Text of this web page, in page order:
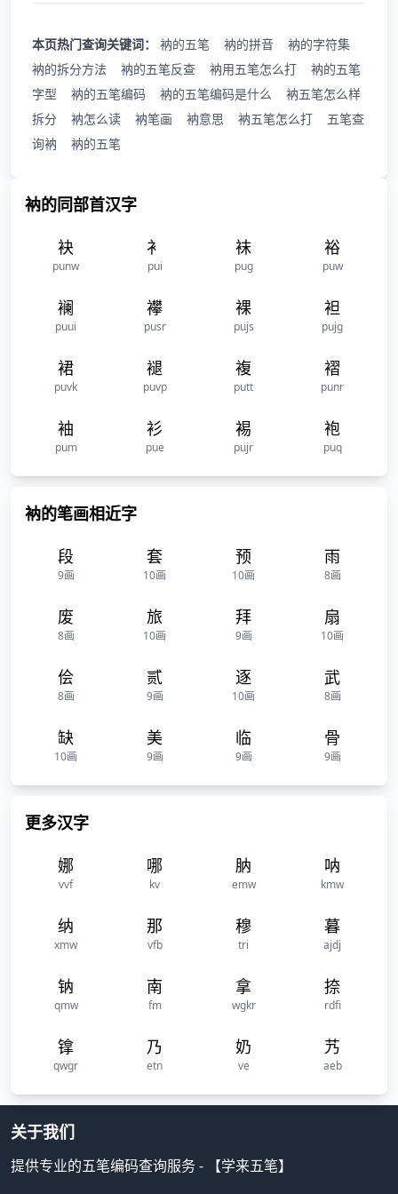
本页热门查询关键词： 衲的五笔 衲的拼音
衲的字符集
衲的拆分方法
衲的五笔反查 衲用五笔怎么打
衲的五笔
字型
衲的五笔编码 衲的五笔编码是什么
衲五笔怎么样
拆分
衲怎么读 衲笔画 衲意思 衲五笔怎么打
五笔查
询衲
衲的五笔
衲的同部首汉字
袂
punw
衤
pui
袜
pug
裕
puw
襕
puui
襻
pusr
裸
pujs
袒
pujg
裙
puvk
褪
puvp
複
putt
褶
punr
袖
pum
衫
pue
裼
pujr
袍
puq
衲的笔画相近字
段
9画
套
10画
预
10画
雨
8画
废
8画
旅
10画
拜
9画
扇
10画
侩
8画
贰
9画
逐
10画
武
8画
缺
10画
美
9画
临
9画
骨
9画
更多汉字
娜
vvf
哪
kv
肭
emw
呐
kmw
纳
xmw
那
vfb
穆
tri
暮
ajdj
钠
qmw
南
fm
拿
wgkr
捺
rdfi
镎
qwgr
乃
etn
奶
ve
艿
aeb
关于我们
提供专业的五笔编码查询服务 - 【学来五笔】